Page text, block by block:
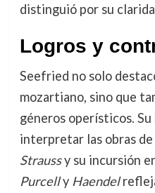
distinguió por su
Logros y
Seefried no solo
mozartiano, sino que
géneros operísticos.
interpretar las obras
Straussy su incursión
Purcelly Haendel